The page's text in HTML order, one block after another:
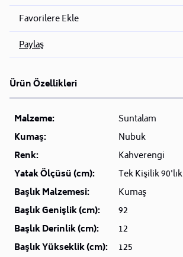
Favorilere Ekle
Paylaş
Ürün Özellikleri
Malzeme:
Suntalam
Kumaş:
Nubuk
Renk:
Kahverengi
Yatak Ölçüsü (cm):
Tek Kişilik 90'lık
Başlık Malzemesi:
Kumaş
Başlık Genişlik (cm):
92
Başlık Derinlik (cm):
12
Başlık Yükseklik (cm):
125